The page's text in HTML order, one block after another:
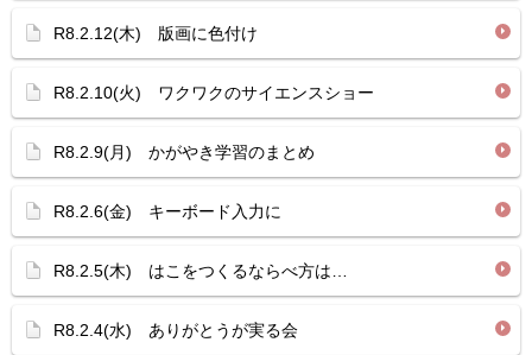
R8.2.12(木) 版画に色付け
R8.2.10(火) ワクワクのサイエンスショー
R8.2.9(月) かがやき学習のまとめ
R8.2.6(金) キーボード入力に
R8.2.5(木) はこをつくるならべ方は…
R8.2.4(水) ありがとうが実る会